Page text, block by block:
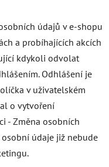
údajů v e-shopu
a probíhajících akcích
kdykoli odvolat
Odhlášení je
v uživatelském
o vytvoření
- Změna osobních
údaje již nebude